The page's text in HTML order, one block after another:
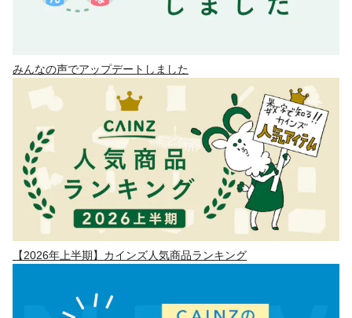
みんなの声でアップデートしました
【2026年上半期】カインズ人気商品ランキング